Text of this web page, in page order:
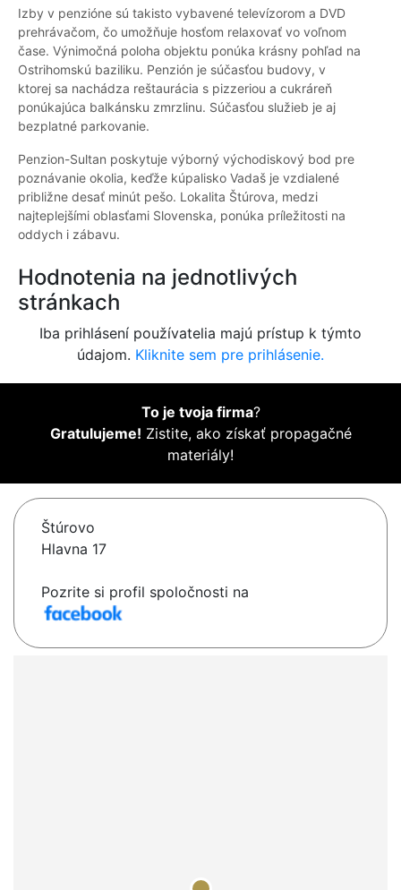
Izby v penzióne sú takisto vybavené televízorom a DVD
prehrávačom, čo umožňuje hosťom relaxovať vo voľnom
čase. Výnimočná poloha objektu ponúka krásny pohľad na
Ostrihomskú baziliku. Penzión je súčasťou budovy, v
ktorej sa nachádza reštaurácia s pizzeriou a cukráreň
ponúkajúca balkánsku zmrzlinu. Súčasťou služieb je aj
bezplatné parkovanie.
Penzion-Sultan poskytuje výborný východiskový bod pre
poznávanie okolia, keďže kúpalisko Vadaš je vzdialené
približne desať minút pešo. Lokalita Štúrova, medzi
najteplejšími oblasťami Slovenska, ponúka príležitosti na
oddych i zábavu.
Hodnotenia na jednotlivých
stránkach
Iba prihlásení používatelia majú prístup k týmto
údajom. Kliknite sem pre prihlásenie.
To je tvoja firma?
Gratulujeme! Zistite, ako získať propagačné
materiály!
Štúrovo
Hlavna 17
Pozrite si profil spoločnosti na